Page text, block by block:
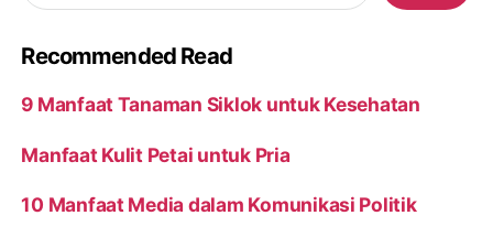
Recommended Read
9 Manfaat Tanaman Siklok untuk Kesehatan
Manfaat Kulit Petai untuk Pria
10 Manfaat Media dalam Komunikasi Politik